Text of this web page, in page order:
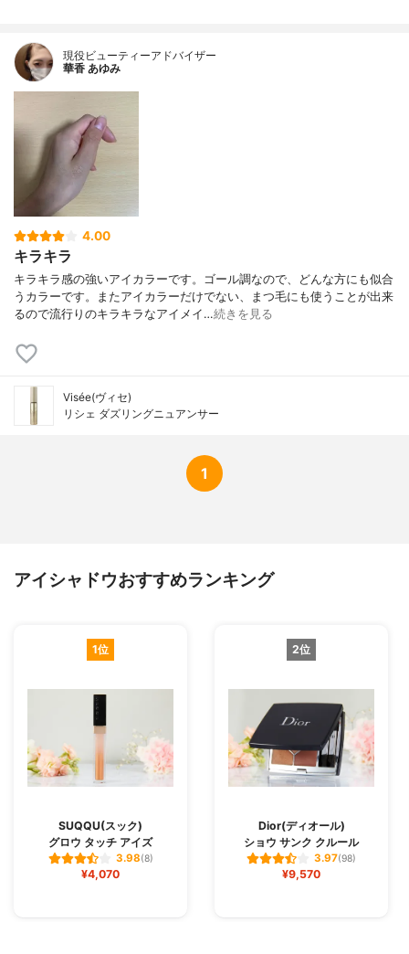
現役ビューティーアドバイザー
華香 あゆみ
4.00
キラキラ
キラキラ感の強いアイカラーです。ゴール調なので、どんな方にも似合
うカラーです。またアイカラーだけでない、まつ毛にも使うことが出来
るので流行りのキラキラなアイメイ…続きを見る
Visée(ヴィセ)
リシェ ダズリングニュアンサー
1
アイシャドウおすすめランキング
1位
SUQQU(スック)
グロウ タッチ アイズ
3.98(8)
¥4,070
2位
Dior(ディオール)
ショウ サンク クルール
3.97(98)
¥9,570